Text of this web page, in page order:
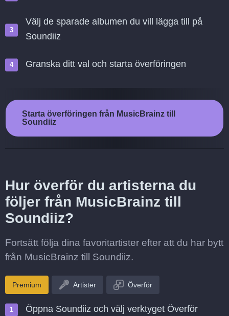
Välj de sparade albumen du vill lägga till på
Soundiiz
Granska ditt val och starta överföringen
Starta överföringen från MusicBrainz till
Soundiiz
Hur överför du artisterna du
följer från MusicBrainz till
Soundiiz?
Fortsätt följa dina favoritartister efter att du har bytt
från MusicBrainz till Soundiiz.
Premium Artister Överför
Öppna Soundiiz och välj verktyget Överför